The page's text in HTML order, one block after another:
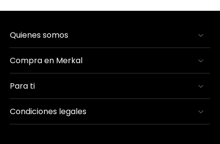
Quienes somos
Compra en Merkal
Para ti
Condiciones legales